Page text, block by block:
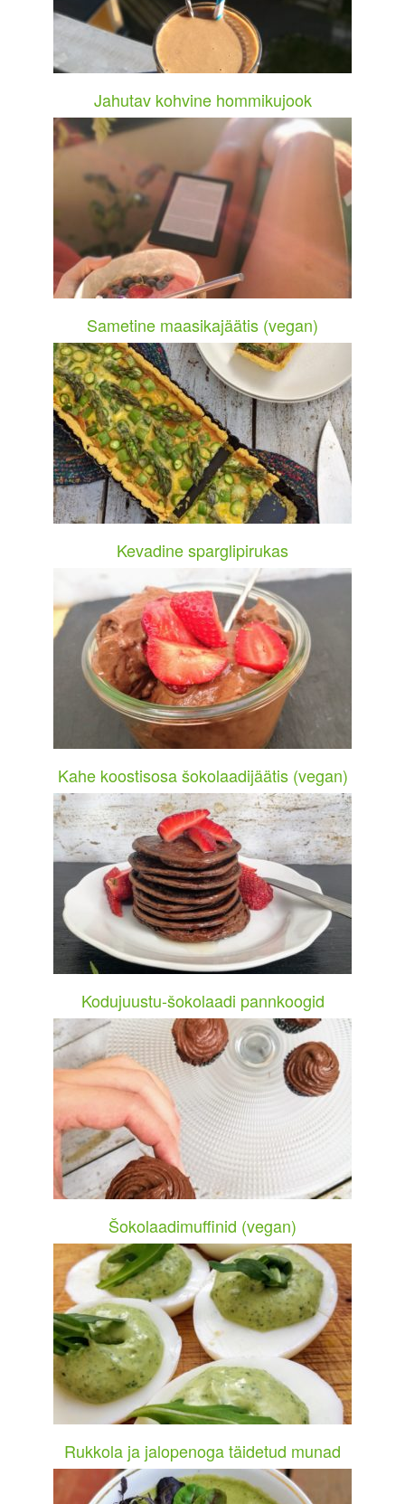
Jahutav kohvine hommikujook
Sametine maasikajäätis (vegan)
Kevadine sparglipirukas
Kahe koostisosa šokolaadijäätis (vegan)
Kodujuustu-šokolaadi pannkoogid
Šokolaadimuffinid (vegan)
Rukkola ja jalopenoga täidetud munad